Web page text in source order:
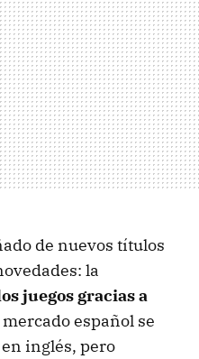
de nuevos títulos
la
juegos gracias a
español se
inglés, pero